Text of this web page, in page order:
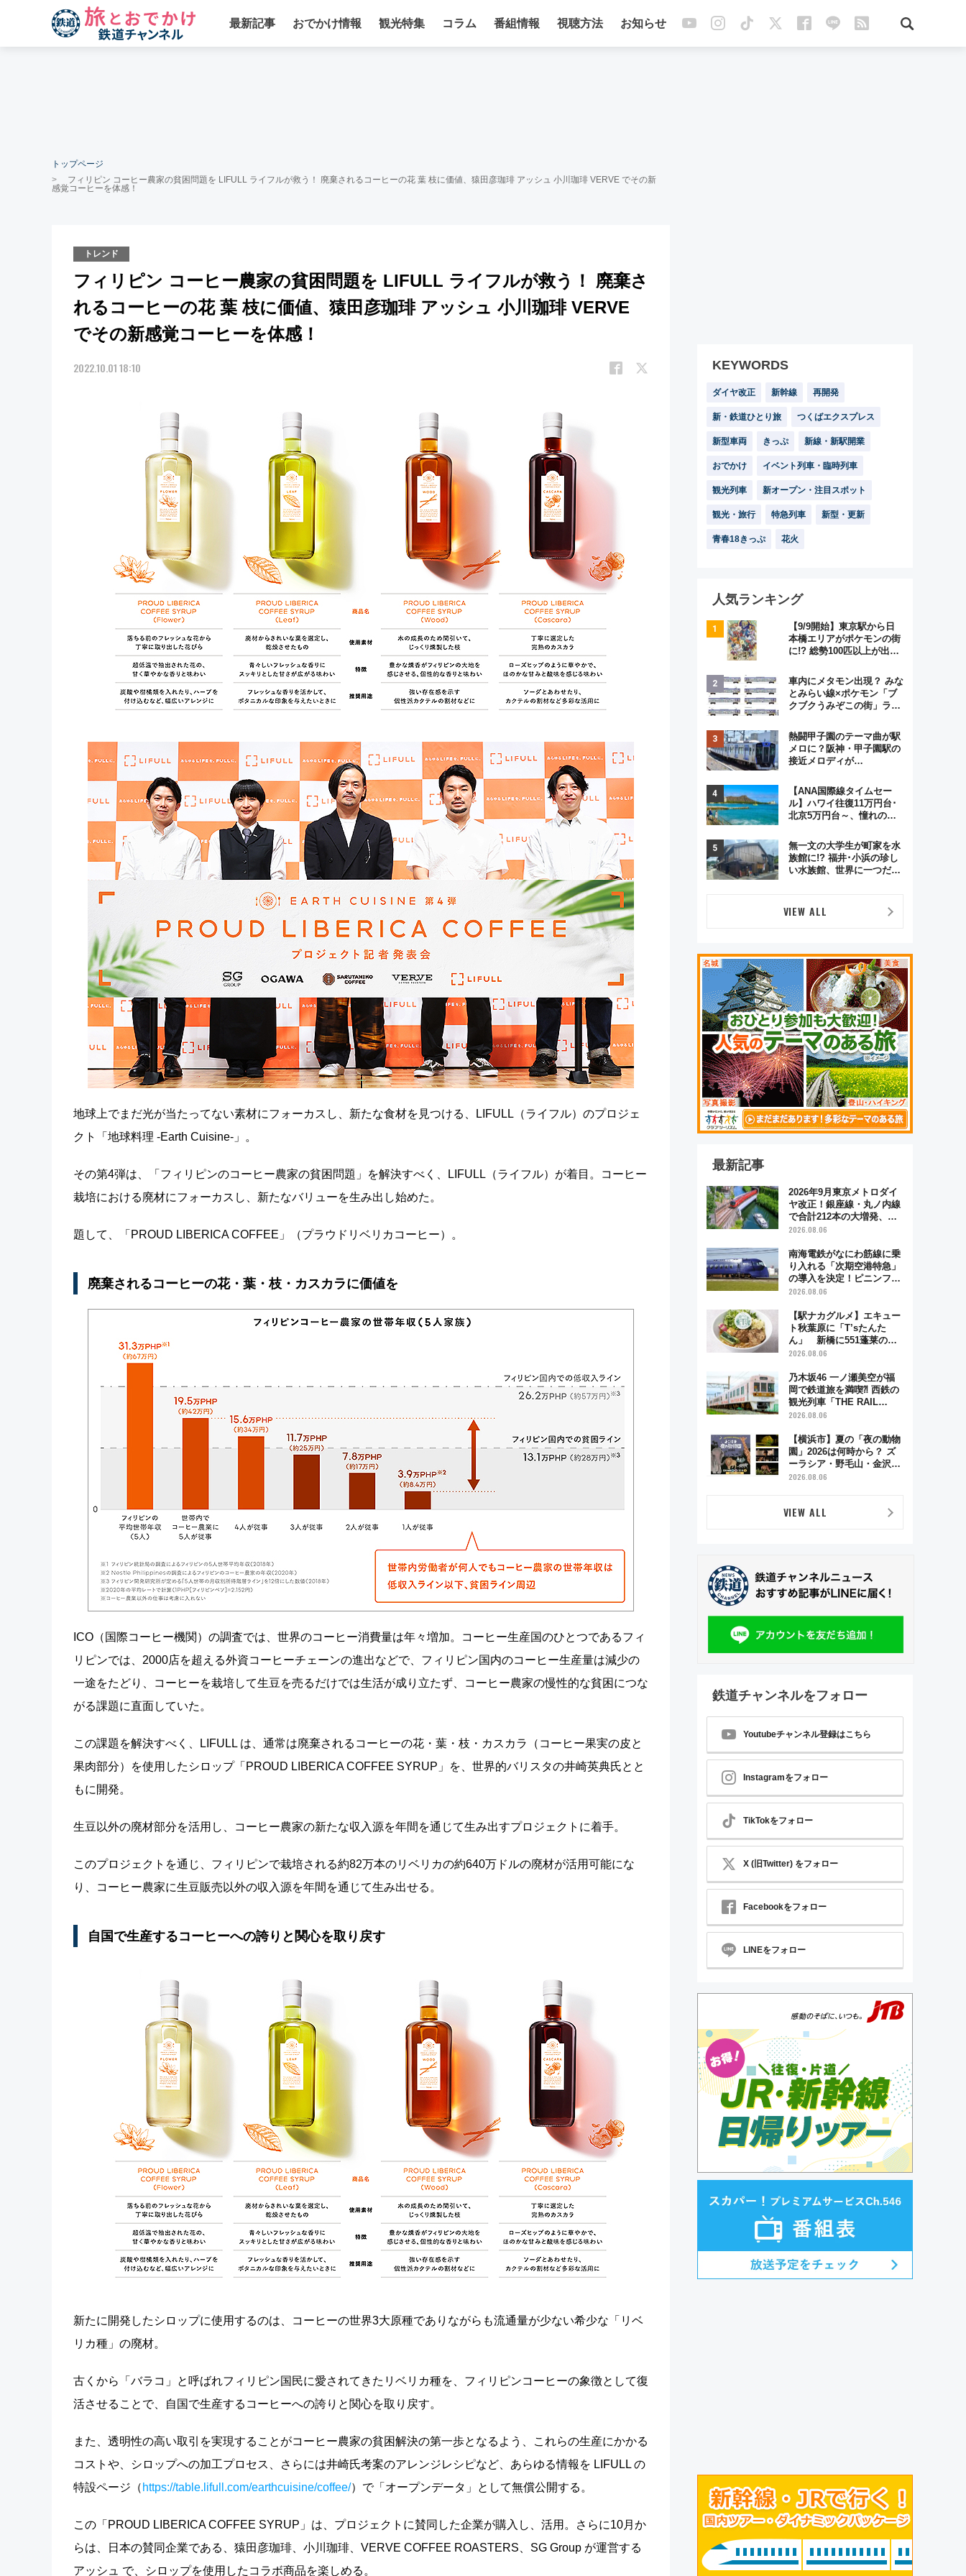
最新記事 おでかけ情報 観光特集 コラム 番組情報 視聴方法 お知らせ
トップページ
フィリピン コーヒー農家の貧困問題を LIFULL ライフルが救う！ 廃棄されるコーヒーの花 葉 枝に価値、猿田彦珈琲 アッシュ 小川珈琲 VERVE でその新
感覚コーヒーを体感！
トレンド
フィリピン コーヒー農家の貧困問題を LIFULL ライフルが救う！ 廃棄さ
れるコーヒーの花 葉 枝に価値、猿田彦珈琲 アッシュ 小川珈琲 VERVE
でその新感覚コーヒーを体感！
2022.10.01 18:10
地球上でまだ光が当たってない素材にフォーカスし、新たな食材を見つける、LIFULL（ライフル）のプロジェ
クト「地球料理 -Earth Cuisine-」。
その第4弾は、「フィリピンのコーヒー農家の貧困問題」を解決すべく、LIFULL（ライフル）が着目。コーヒー
栽培における廃材にフォーカスし、新たなバリューを生み出し始めた。
題して、「PROUD LIBERICA COFFEE」（プラウドリベリカコーヒー）。
廃棄されるコーヒーの花・葉・枝・カスカラに価値を
ICO（国際コーヒー機関）の調査では、世界のコーヒー消費量は年々増加。コーヒー生産国のひとつであるフィ
リピンでは、2000店を超える外資コーヒーチェーンの進出などで、フィリピン国内のコーヒー生産量は減少の
一途をたどり、コーヒーを栽培して生豆を売るだけでは生活が成り立たず、コーヒー農家の慢性的な貧困につな
がる課題に直面していた。
この課題を解決すべく、LIFULL は、通常は廃棄されるコーヒーの花・葉・枝・カスカラ（コーヒー果実の皮と
果肉部分）を使用したシロップ「PROUD LIBERICA COFFEE SYRUP」を、世界的バリスタの井崎英典氏とと
もに開発。
生豆以外の廃材部分を活用し、コーヒー農家の新たな収入源を年間を通じて生み出すプロジェクトに着手。
このプロジェクトを通じ、フィリピンで栽培される約82万本のリベリカの約640万ドルの廃材が活用可能にな
り、コーヒー農家に生豆販売以外の収入源を年間を通じて生み出せる。
自国で生産するコーヒーへの誇りと関心を取り戻す
新たに開発したシロップに使用するのは、コーヒーの世界3大原種でありながらも流通量が少ない希少な「リベ
リカ種」の廃材。
古くから「バラコ」と呼ばれフィリピン国民に愛されてきたリベリカ種を、フィリピンコーヒーの象徴として復
活させることで、自国で生産するコーヒーへの誇りと関心を取り戻す。
また、透明性の高い取引を実現することがコーヒー農家の貧困解決の第一歩となるよう、これらの生産にかかる
コストや、シロップへの加工プロセス、さらには井崎氏考案のアレンジレシピなど、あらゆる情報を LIFULL の
特設ページ（ https://table.lifull.com/earthcuisine/coffee/）で「オープンデータ」として無償公開する。
この「PROUD LIBERICA COFFEE SYRUP」は、プロジェクトに賛同した企業が購入し、活用。さらに10月か
らは、日本の賛同企業である、猿田彦珈琲、小川珈琲、VERVE COFFEE ROASTERS、SG Group が運営する
アッシュ で、シロップを使用したコラボ商品を楽しめる。
KEYWORDS
ダイヤ改正 新幹線 再開発
新・鉄道ひとり旅 つくばエクスプレス
新型車両 きっぷ 新線・新駅開業
おでかけ イベント列車・臨時列車
観光列車 新オープン・注目スポット
観光・旅行 特急列車 新型・更新
青春18きっぷ 花火
人気ランキング
【9/9開始】東京駅から日
本橋エリアがポケモンの街
に!? 総勢100匹以上が出現
格謎解き・グッズ情報まと
め
車内にメタモン出現？ みな
とみらい線×ポケモン「ブ
クブクうみぞこの街」ラッ
この夏は直通列車で横浜
へ！
熱闘甲子園のテーマ曲が駅
メロに？阪神・甲子園駅の
接近メロディが
実アレンジの特別仕様へ、
8月5日始発から
【ANA国際線タイムセー
ル】ハワイ往復11万円台･
北京5万円台～、憧れのビ
GW旅行まで狙える激アツ
路線まとめ（8/10まで）
無一文の大学生が町家を水
族館に!? 福井･小浜の珍し
い水族館、世界に一つだけ
第2弾
VIEW ALL
最新記事
2026年9月東京メトロダイ
ヤ改正！銀座線・丸ノ内線
で合計212本の大増発、混
雑緩和に期待
2026.08.06
南海電鉄がなにわ筋線に乗
り入れる「次期空港特急」
の導入を決定！ピニンファ
リーナによる日本初の鉄道
2026.08.06
【駅ナカグルメ】エキュー
ト秋葉原に「T’sたんた
ん」 新橋に551蓬莱の
DNAを継ぐ「東京豚饅」、
まご」新グルメ続々登場！
【2026年8月】
2026.08.06
乃木坂46 一ノ瀬美空が福
岡で鉄道旅を満喫⁈ 西鉄の
観光列車「THE RAIL
KITCHEN CHIKUGO」で巡
YouTubeが公開に
2026.08.06
【横浜市】夏の「夜の動物
園」2026は何時から？ ズ
ーラシア・野毛山・金沢の
電車アクセスや見どころ、
2026.08.06
VIEW ALL
鉄道チャンネルをフォロー
Youtubeチャンネル登録はこちら
Instagramをフォロー
TikTokをフォロー
X (旧Twitter) をフォロー
Facebookをフォロー
LINEをフォロー